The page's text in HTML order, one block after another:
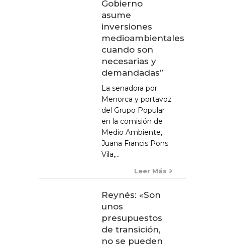
Gobierno
asume
inversiones
medioambientales
cuando son
necesarias y
demandadas”
La senadora por
Menorca y portavoz
del Grupo Popular
en la comisión de
Medio Ambiente,
Juana Francis Pons
Vila,...
Leer Más
Reynés: «Son
unos
presupuestos
de transición,
no se pueden